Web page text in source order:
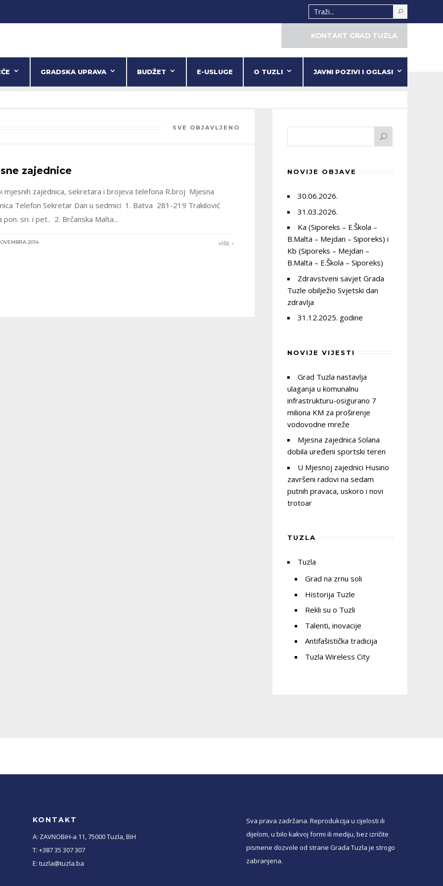
KONTAKT GRAD TUZLA
GRADSKA UPRAVA BUDŽET E-USLUGE O TUZLI JAVNI POZIVI I OGLASI
SVE OBJAVLJENO
zajednice
mjesnih zajednica, sekretara i brojeva telefona R.broj Mjesna
Telefon Sekretar Dan u sedmici 1. Batva 281-219 Trakilović
pon. sri. i pet.. 2. Brčanska Malta...
VIŠE
2014.
NOVIJE OBJAVE
30.06.2026.
31.03.2026.
Ka (Siporeks – E.Škola –
B.Malta – Mejdan – Siporeks) i
Kb (Siporeks – Mejdan –
B.Malta – E.Škola – Siporeks)
Zdravstveni savjet Grada
Tuzle obilježio Svjetski dan
zdravlja
31.12.2025. godine
NOVIJE VIJESTI
Grad Tuzla nastavlja
ulaganja u komunalnu
infrastrukturu-osigurano 7
miliona KM za proširenje
vodovodne mreže
Mjesna zajednica Solana
dobila uređeni sportski teren
U Mjesnoj zajednici Husino
završeni radovi na sedam
putnih pravaca, uskoro i novi
trotoar
TUZLA
Tuzla
Grad na zrnu soli
Historija Tuzle
Rekli su o Tuzli
Talenti, inovacije
Antifašistička tradicija
Tuzla Wireless City
KONTAKT
A: ZAVNOBiH-a 11, 75000 Tuzla, BiH
T: +387 35 307 307
E: tuzla@tuzla.ba
Sva prava zadržana. Reprodukcija u cijelosti ili
dijelom, u bilo kakvoj formi ili mediju, bez izričite
pismene dozvole od strane Grada Tuzla je strogo
zabranjena.